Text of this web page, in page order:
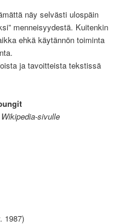
näy selvästi ulospäin
menneisyydestä. Kuitenkin
ehkä käytännön toiminta
ja tavoitteista tekstissä
sivulle
1987)